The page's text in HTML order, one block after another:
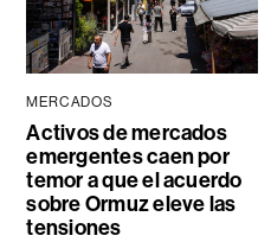
MERCADOS
Activos de mercados
emergentes caen por
temor a que el acuerdo
sobre Ormuz eleve las
tensiones